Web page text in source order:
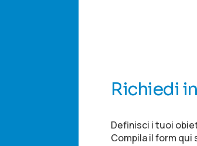
Richiedi
Definisci i tuoi
Compila il form